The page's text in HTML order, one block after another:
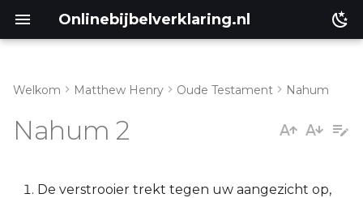
Onlinebijbelverklaring.nl
Nahum 2:11-13
Lukas
Welkom Matthew Henry Oude Testament Nahum
Nahum 2
De verstrooier trekt tegen uw aangezicht op,